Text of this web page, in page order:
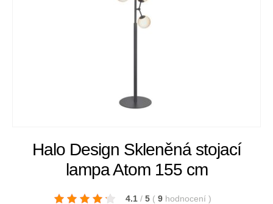
Halo Design Skleněná stojací
lampa Atom 155 cm
4.1 / 5 ( 9 hodnocení )